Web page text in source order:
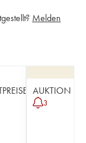
Melden
AUKTION
3